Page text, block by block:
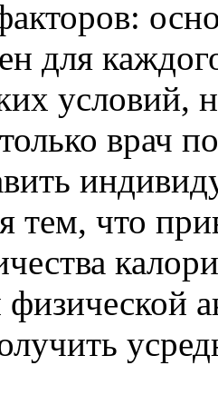
для
условий,
врач
тем, что